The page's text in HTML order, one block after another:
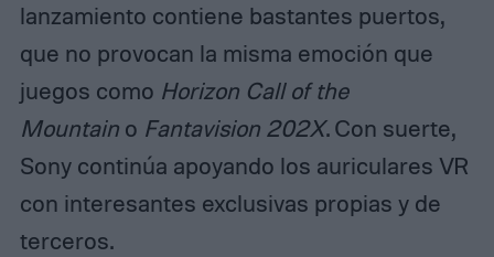
lanzamiento contiene bastantes puertos,
que no provocan la misma emoción que
juegos como Horizon Call of the
Mountaino Fantavision 202X. Con suerte,
Sony continúa apoyando los auriculares VR
con interesantes exclusivas propias y de
terceros.